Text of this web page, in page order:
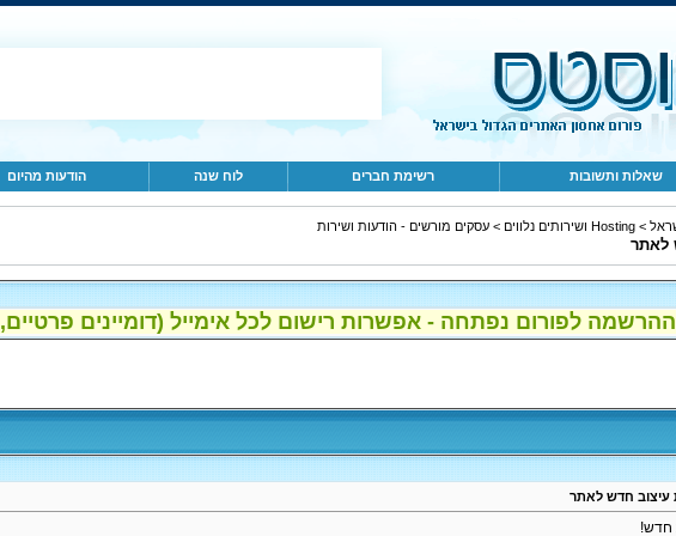
שאלות ותשובות רשימת חברים לוח שנה הודעות מהיום
>Hosting ושירותים נלווים >עסקים מורשים - הודעות ושירות
לאתר
ההרשמה לפורום נפתחה - אפשרות רישום לכל אימייל (דומיינים פרטיים, gmail, הוטמייל..)!
עיצוב חדש לאתר
חדש!